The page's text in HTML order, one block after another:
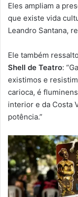
Eles ampliam a
que existe vida
Leandro Santana,
Ele também
Shell de Teatro:
existimos e
carioca, é
interior e da Costa
potência.”